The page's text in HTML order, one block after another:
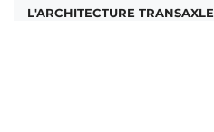
L'ARCHITECTURE TRANSAXLE